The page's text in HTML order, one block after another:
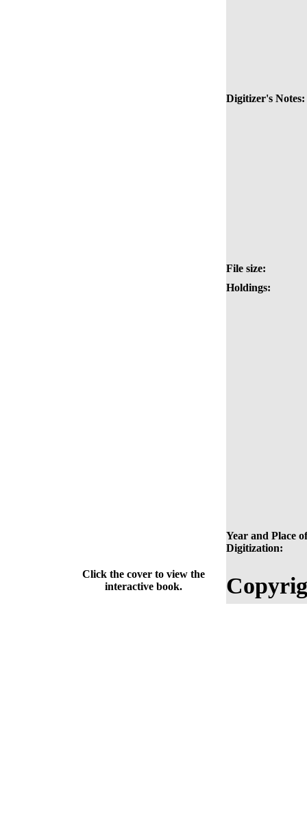
Digitizer's Notes:
File size:
Holdings:
Year and Place of
Digitization:
Click the cover to view the
interactive book.